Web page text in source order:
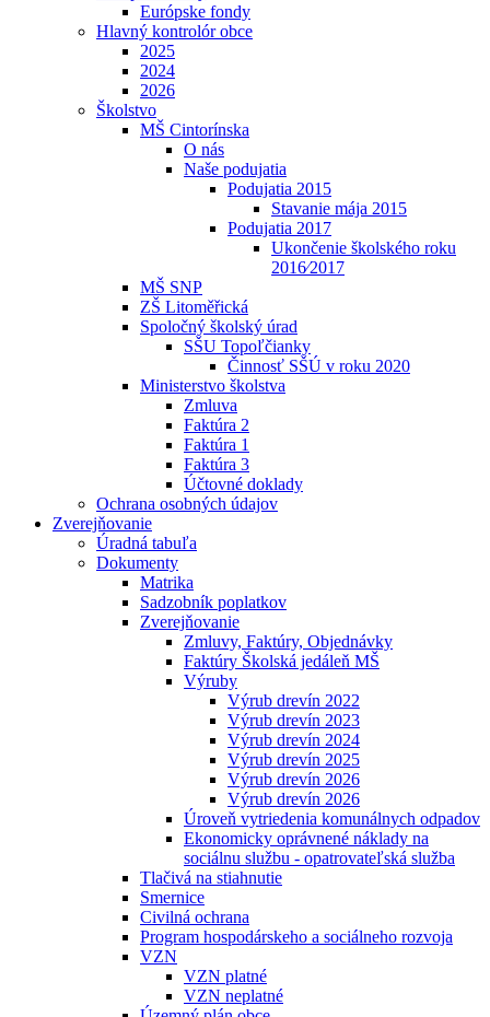
Európske fondy
Hlavný kontrolór obce
2025
2024
2026
Školstvo
MŠ Cintorínska
O nás
Naše podujatia
Podujatia 2015
Stavanie mája 2015
Podujatia 2017
Ukončenie školského roku
2016⁄2017
MŠ SNP
ZŠ Litoměřická
Spoločný školský úrad
SŠU Topoľčianky
Činnosť SŠÚ v roku 2020
Ministerstvo školstva
Zmluva
Faktúra 2
Faktúra 1
Faktúra 3
Účtovné doklady
Ochrana osobných údajov
Zverejňovanie
Úradná tabuľa
Dokumenty
Matrika
Sadzobník poplatkov
Zverejňovanie
Zmluvy, Faktúry, Objednávky
Faktúry Školská jedáleň MŠ
Výruby
Výrub drevín 2022
Výrub drevín 2023
Výrub drevín 2024
Výrub drevín 2025
Výrub drevín 2026
Výrub drevín 2026
Úroveň vytriedenia komunálnych odpadov
Ekonomicky oprávnené náklady na
sociálnu službu - opatrovateľská služba
Tlačivá na stiahnutie
Smernice
Civilná ochrana
Program hospodárskeho a sociálneho rozvoja
VZN
VZN platné
VZN neplatné